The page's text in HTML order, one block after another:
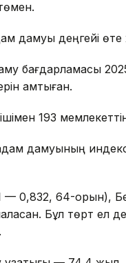
дамуы деңгейі
бағдарламасы
қамтыған.
193
дамуының
— 0,832, 64-орын),
Бұл төрт ел